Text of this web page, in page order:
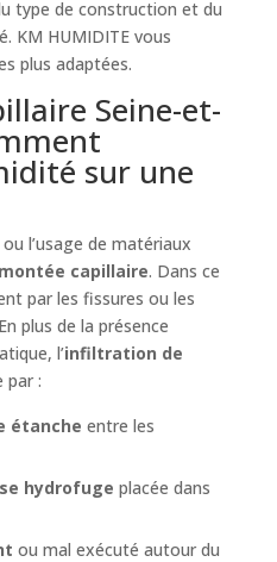
type de construction et du
KM HUMIDITE vous
plus adaptées.
Seine-et-
sur une
l’usage de matériaux
capillaire. Dans ce
par les fissures ou les
plus de la présence
l’infiltration de
par :
étanche entre les
hydrofuge placée dans
ou mal exécuté autour du